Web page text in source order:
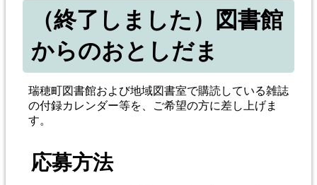
（終了しました）図書館
からのおとしだま
瑞穂町図書館および地域図書室で購読している雑誌
の付録カレンダー等を、ご希望の方に差し上げま
す。
応募方法